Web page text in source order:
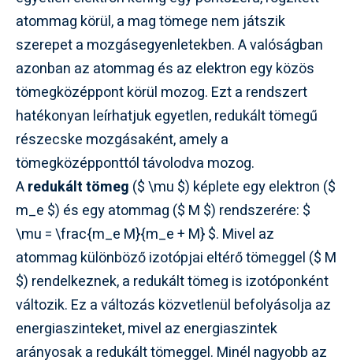
atommag körül, a mag tömege nem játszik
szerepet a mozgásegyenletekben. A valóságban
azonban az atommag és az elektron egy közös
tömegközéppont körül mozog. Ezt a rendszert
hatékonyan leírhatjuk egyetlen, redukált tömegű
részecske mozgásaként, amely a
tömegközépponttól távolodva mozog.
Aredukált tömeg ($ \mu $) képlete egy elektron ($
m_e $) és egy atommag ($ M $) rendszerére: $
\mu = \frac{m_e M}{m_e + M} $. Mivel az
atommag különböző izotópjai eltérő tömeggel ($ M
$) rendelkeznek, a redukált tömeg is izotóponként
változik. Ez a változás közvetlenül befolyásolja az
energiaszinteket, mivel az energiaszintek
arányosak a redukált tömeggel. Minél nagyobb az